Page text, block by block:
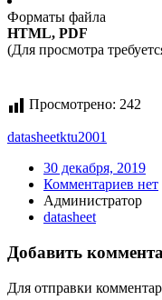
Форматы файла
HTML, PDF
(Для просмотра
Просмотрено: 242
datasheetktu2001
30 декабря, 2019
Комментариев нет
Администратор
datasheet
Добавить
Для отправки